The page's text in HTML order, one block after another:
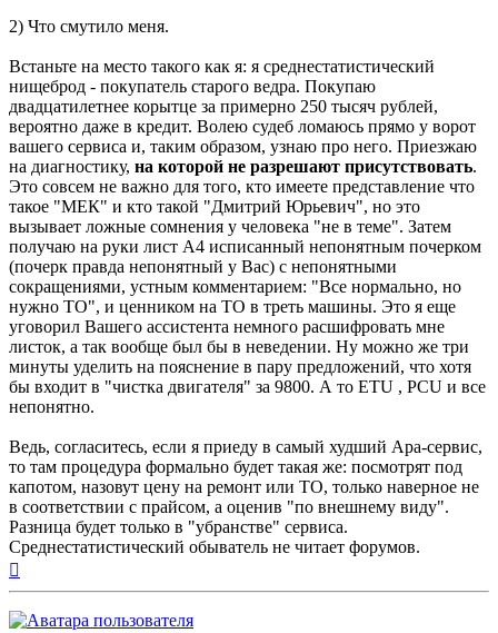
2) Что смутило меня.
Встаньте на место такого как я: я среднестатистический
нищеброд - покупатель старого ведра. Покупаю
двадцатилетнее корытце за примерно 250 тысяч рублей,
вероятно даже в кредит. Волею судеб ломаюсь прямо у ворот
вашего сервиса и, таким образом, узнаю про него. Приезжаю
на диагностику, на которой не разрешают присутствовать.
Это совсем не важно для того, кто имеете представление что
такое "МЕК" и кто такой "Дмитрий Юрьевич", но это
вызывает ложные сомнения у человека "не в теме". Затем
получаю на руки лист А4 исписанный непонятным почерком
(почерк правда непонятный у Вас) с непонятными
сокращениями, устным комментарием: "Все нормально, но
нужно ТО", и ценником на ТО в треть машины. Это я еще
уговорил Вашего ассистента немного расшифровать мне
листок, а так вообще был бы в неведении. Ну можно же три
минуты уделить на пояснение в пару предложений, что хотя
бы входит в "чистка двигателя" за 9800. А то ETU , PCU и все
непонятно.
Ведь, согласитесь, если я приеду в самый худший Ара-сервис,
то там процедура формально будет такая же: посмотрят под
капотом, назовут цену на ремонт или ТО, только наверное не
в соответствии с прайсом, а оценив "по внешнему виду".
Разница будет только в "убранстве" сервиса.
Среднестатистический обыватель не читает форумов.